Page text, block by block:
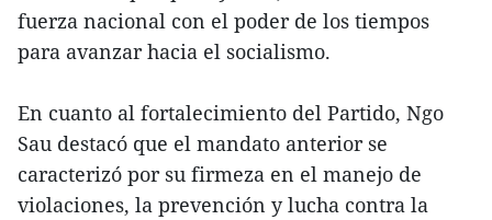
fuerza nacional con el poder de los tiempos
para avanzar hacia el socialismo.
En cuanto al fortalecimiento del Partido, Ngo
Sau destacó que el mandato anterior se
caracterizó por su firmeza en el manejo de
violaciones, la prevención y lucha contra la